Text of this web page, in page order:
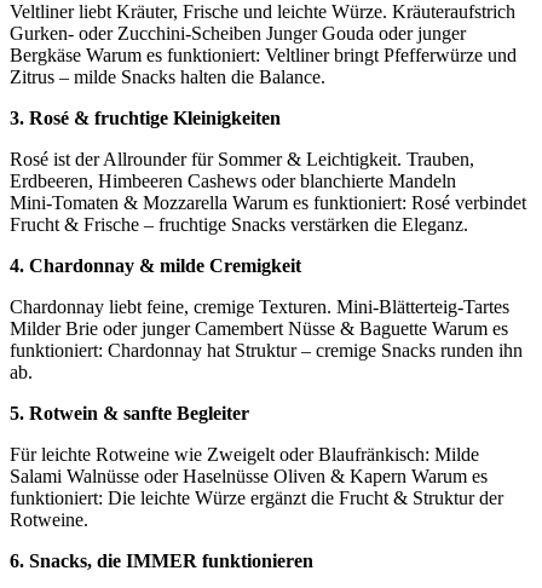
Veltliner liebt Kräuter, Frische und leichte Würze. Kräuteraufstrich
Gurken‑ oder Zucchini‑Scheiben Junger Gouda oder junger
Bergkäse Warum es funktioniert: Veltliner bringt Pfefferwürze und
Zitrus – milde Snacks halten die Balance.
3. Rosé & fruchtige Kleinigkeiten
Rosé ist der Allrounder für Sommer & Leichtigkeit. Trauben,
Erdbeeren, Himbeeren Cashews oder blanchierte Mandeln
Mini‑Tomaten & Mozzarella Warum es funktioniert: Rosé verbindet
Frucht & Frische – fruchtige Snacks verstärken die Eleganz.
4. Chardonnay & milde Cremigkeit
Chardonnay liebt feine, cremige Texturen. Mini‑Blätterteig‑Tartes
Milder Brie oder junger Camembert Nüsse & Baguette Warum es
funktioniert: Chardonnay hat Struktur – cremige Snacks runden ihn
ab.
5. Rotwein & sanfte Begleiter
Für leichte Rotweine wie Zweigelt oder Blaufränkisch: Milde
Salami Walnüsse oder Haselnüsse Oliven & Kapern Warum es
funktioniert: Die leichte Würze ergänzt die Frucht & Struktur der
Rotweine.
6. Snacks, die IMMER funktionieren